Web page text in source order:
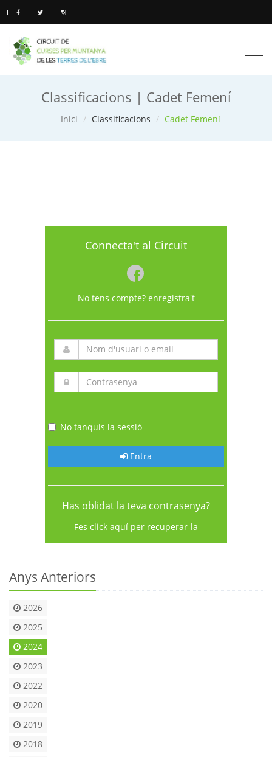
Classificacions | Cadet Femení
Inici Classificacions Cadet Femení
Connecta't al Circuit
No tens compte? enregistra't
No tanquis la sessió
Entra
Has oblidat la teva contrasenya?
Fes click aquí per recuperar-la
Anys Anteriors
2026
2025
2024
2023
2022
2020
2019
2018